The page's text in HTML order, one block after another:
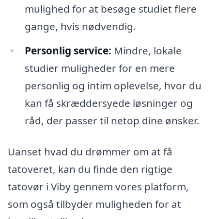
mulighed for at besøge studiet flere
gange, hvis nødvendig.
Personlig service: Mindre, lokale
studier muligheder for en mere
personlig og intim oplevelse, hvor du
kan få skræddersyede løsninger og
råd, der passer til netop dine ønsker.
Uanset hvad du drømmer om at få
tatoveret, kan du finde den rigtige
tatovør i Viby gennem vores platform,
som også tilbyder muligheden for at